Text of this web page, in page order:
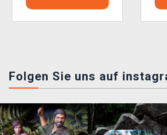
Folgen Sie uns auf